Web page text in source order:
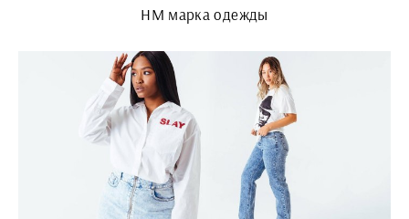
HM марка одежды